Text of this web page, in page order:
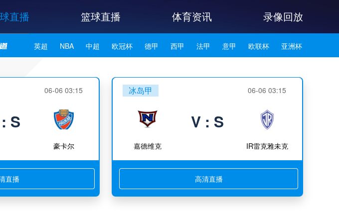
直播 篮球直播 体育资讯 录像回放
英超 NBA 中超 欧冠杯 德甲 西甲 法甲 意甲 欧联杯 亚洲杯
06-06 03:15
S
豪卡尔
直播
冰岛甲 06-06 03:15
嘉德维克
V : S
IR雷克雅未克
高清直播